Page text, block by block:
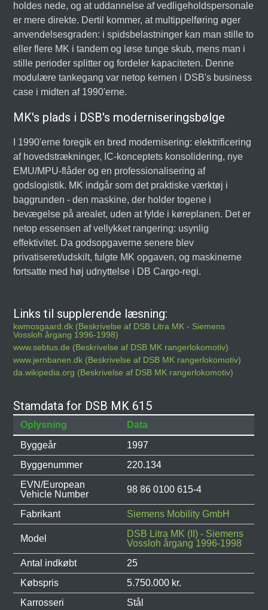
holdes nede, og at uddannelse af vedligeholdspersonale
er mere direkte. Dertil kommer, at multippelføring øger
anvendelsesgraden: i spidsbelastninger kan man stille to
eller flere MK i tandem og løse tunge skub, mens man i
stille perioder splitter og fordeler kapaciteten. Denne
modulære tankegang var netop kernen i DSB's business
case i midten af 1990'erne.
MK's plads i DSB's moderniseringsbølge
I 1990'erne foregik en bred modernisering: elektrificering
af hovedstrækninger, IC-konceptets konsolidering, nye
EMU/MPU-flåder og en professionalisering af
godslogistik. MK indgår som det praktiske værktøj i
baggrunden - den maskine, der holder togene i
bevægelse på arealet, uden at fylde i køreplanen. Det er
netop essensen af vellykket rangering: usynlig
effektivitet. Da godsopgaverne senere blev
privatiseret/udskilt, fulgte MK opgaven, og maskinerne
fortsatte med høj udnyttelse i DB Cargo-regi.
Links til supplerende læsning:
kwmosgaard.dk (Beskrivelse af DSB Litra MK - Siemens
Vossloh årgang 1996-1998)
www.sebtus.de (Beskrivelse af DSB MK rangerlokomotiv)
www.jernbanen.dk (Beskrivelse af DSB MK rangerlokomotiv)
da.wikipedia.org (Beskrivelse af DSB MK rangerlokomotiv)
Stamdata for DSB MK 615
Oplysning
Data
Byggeår
1997
Byggenummer
220.134
EVN/European
Vehicle Number
98 86 0100 615-4
Fabrikant Siemens Mobility GmbH
Model
DSB Litra MK (II) - Siemens
Vossloh årgang 1996-1998
Antal indkøbt
25
Købspris
5.750.000 kr.
Karrosseri
Stål